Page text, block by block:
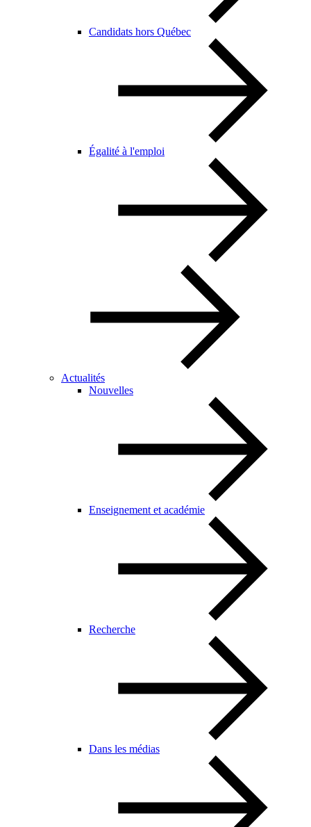
Candidats hors Québec
Égalité à l'emploi
Actualités
Nouvelles
Enseignement et académie
Recherche
Dans les médias